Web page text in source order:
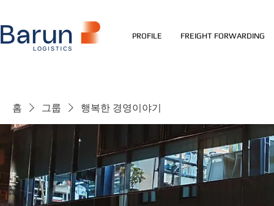
PROFILE FREIGHT FORWARDING
홈 그룹 행복한 경영이야기